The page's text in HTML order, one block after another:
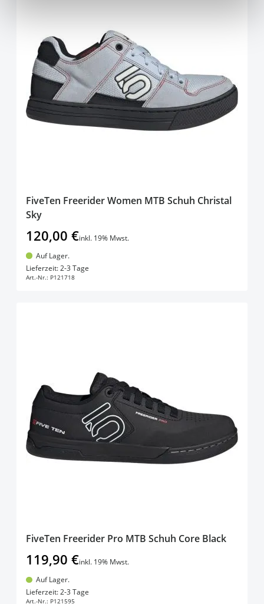
FiveTen Freerider Women MTB Schuh Christal
Sky
120,00 €inkl. 19% Mwst.
Auf Lager.
Lieferzeit: 2-3 Tage
Art.-Nr.: P121718
FiveTen Freerider Pro MTB Schuh Core Black
119,90 €inkl. 19% Mwst.
Auf Lager.
Lieferzeit: 2-3 Tage
Art.-Nr.: P121595